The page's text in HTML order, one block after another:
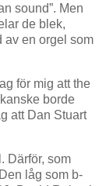
sound”. Men
de blek,
av en orgel som
för mig att the
borde
att Dan Stuart
Därför, som
låg som b-